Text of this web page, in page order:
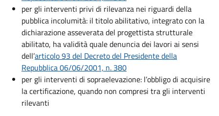
per gli interventi privi di rilevanza nei riguardi della
pubblica incolumità: il titolo abilitativo, integrato con la
dichiarazione asseverata del progettista strutturale
abilitato, ha validità quale denuncia dei lavori ai sensi
dell’articolo 93 del Decreto del Presidente della
Repubblica 06/06/2001, n. 380
per gli interventi di sopraelevazione: l’obbligo di acquisire
la certificazione, quando non compresi tra gli interventi
rilevanti